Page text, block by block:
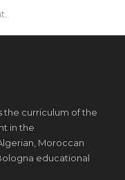
curriculum of the
in the
Moroccan
educational